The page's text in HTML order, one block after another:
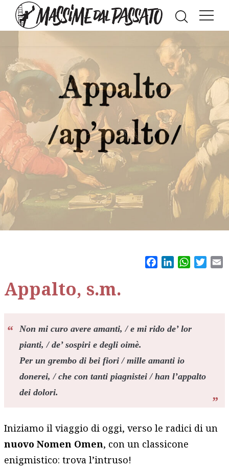
FacebookLinkedIn
Appalto, s.m.
Non mi curo avere amanti, / e mi rido de’ lor
pianti, / de’ sospiri e degli oimè.
Per un grembo di bei fiori / mille amanti io
donerei, / che con tanti piagnistei / han l’appalto
dei dolori.
Iniziamo il viaggio di oggi, verso le radici di un
nuovo Nomen Omen, con un classicone
enigmistico: trova l’intruso!